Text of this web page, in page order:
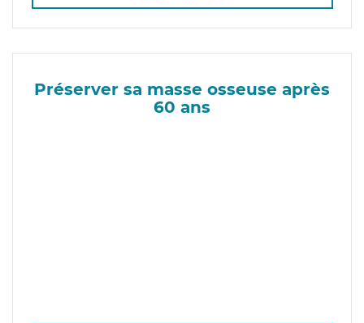
Préserver sa masse osseuse après
60 ans